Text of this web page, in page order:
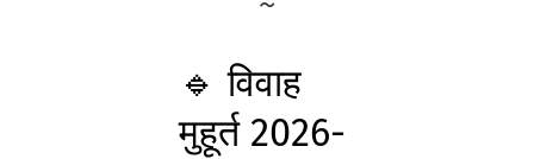
🔹 विवाह
मुहूर्त 2026-